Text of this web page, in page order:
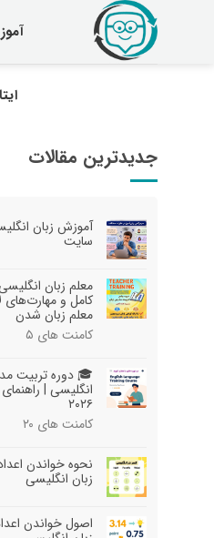
جدیدترین مقالات
آموزش زبان
سایت
معلم زبان
کامل و مهارت‌های
معلم زبان شدن
کامنت های ۵
🎓 دوره تربیت
انگلیسی |
۲۰۲۶
کامنت های ۲۰
نحوه خواندن
زبان انگلیسی
اصول خواندن